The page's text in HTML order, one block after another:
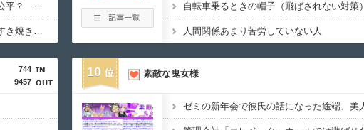
【売春防止法見直し】「女性だけ処罰」は不公平？ 買う男性も罰するべき 上野千鶴子×鈴木涼美対談
【料理】彼女の実家でご飯を頂いたんだが、すき焼きの肉が鶏肉だった
自転車乗るときの帽子（飛ばされない対策）
人間関係あまり苦労していない人
744
9457
10 素敵な鬼女様